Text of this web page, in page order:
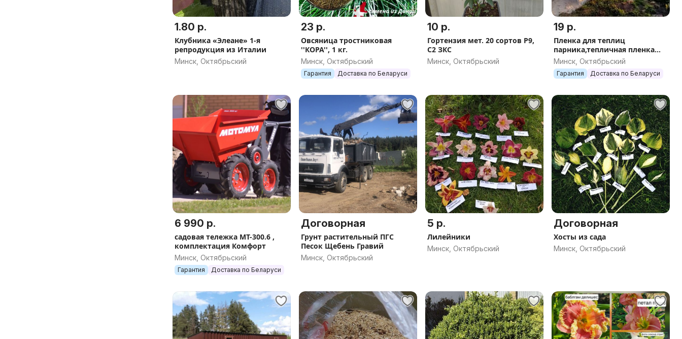
1.80 р.
Клубника «Элеане» 1-я
репродукция из Италии
Минск, Октябрьский
23 р.
Овсяница тростниковая
''КОРА'', 1 кг.
Минск, Октябрьский
Гарантия Доставка по Беларуси
10 р.
Гортензия мет. 20 сортов Р9,
С2 ЗКС
Минск, Октябрьский
19 р.
Пленка для теплиц
парника,тепличная пленка
светлица,7 лет без снятия,
оригинал.
Минск, Октябрьский
Гарантия Доставка по Беларуси
6 990 р.
садовая тележка МТ-300.6 ,
комплектация Комфорт
Минск, Октябрьский
Гарантия Доставка по Беларуси
Договорная
Грунт растительный ПГС
Песок Щебень Гравий
Минск, Октябрьский
5 р.
Лилейники
Минск, Октябрьский
Договорная
Хосты из сада
Минск, Октябрьский